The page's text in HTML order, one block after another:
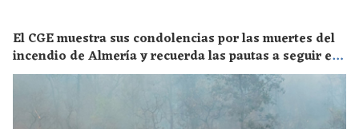
El CGE muestra sus condolencias por las muertes del
incendio de Almería y recuerda las pautas a seguir en
el caso de encontrarse cerca de un fuego